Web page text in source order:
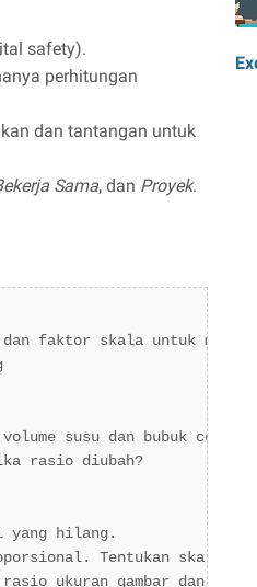
safety).
perhitungan
dan tantangan untuk
Sama, dan Proyek.
faktor skala untuk
susu dan bubuk cokelat.
rasio diubah?
yang hilang.
Tentukan skala
ukuran gambar dan teks